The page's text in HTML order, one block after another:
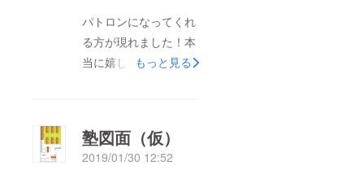
パトロンになってくれ
る方が現れました！本
当に嬉しいです！あり
について考えていま
す。今日は主に商品の
もっと見る
塾図面（仮）
2019/01/30 12:52